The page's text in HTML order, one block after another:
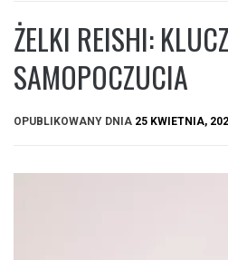
ŻELKI REISHI:
SAMOPOCZUCIA
OPUBLIKOWANY DNIA 25 KWIETNIA,